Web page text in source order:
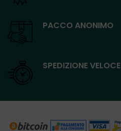
PACCO ANONIMO
SPEDIZIONE VELOCE